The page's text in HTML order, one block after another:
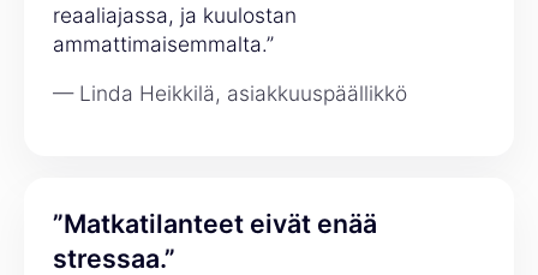
reaaliajassa, ja kuulostan
ammattimaisemmalta.”
— Linda Heikkilä, asiakkuuspäällikkö
”Matkatilanteet eivät enää
stressaa.”